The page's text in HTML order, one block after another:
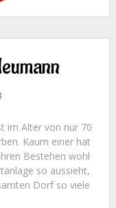
im Alter von nur 70
Kaum einer hat
Bestehen wohl
so aussieht,
Dorf so viele